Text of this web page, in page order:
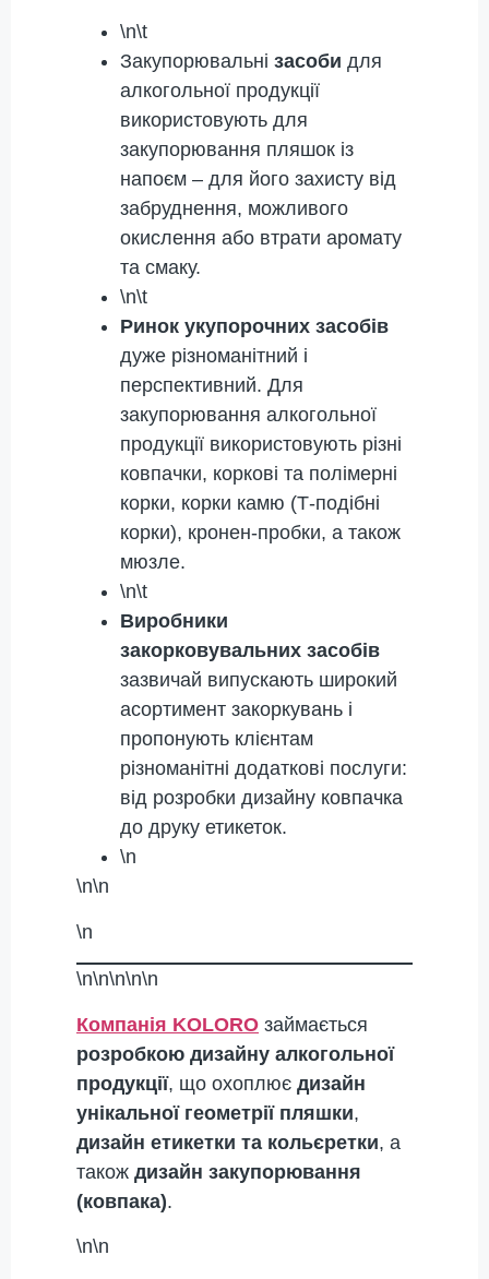
\n\t
Закупорювальні засоби для
алкогольної продукції
використовують для
закупорювання пляшок із
напоєм – для його захисту від
забруднення, можливого
окислення або втрати аромату
та смаку.
\n\t
Ринок укупорочних засобів
дуже різноманітний і
перспективний. Для
закупорювання алкогольної
продукції використовують різні
ковпачки, коркові та полімерні
корки, корки камю (Т-подібні
корки), кронен-пробки, а також
мюзле.
\n\t
Виробники
закорковувальних засобів
зазвичай випускають широкий
асортимент закоркувань і
пропонують клієнтам
різноманітні додаткові послуги:
від розробки дизайну ковпачка
до друку етикеток.
\n
\n\n
\n
\n\n\n\n\n
Компанія KOLORO займається
розробкою дизайну алкогольної
продукції, що охоплює дизайн
унікальної геометрії пляшки,
дизайн етикетки та кольєретки, а
також дизайн закупорювання
(ковпака).
\n\n